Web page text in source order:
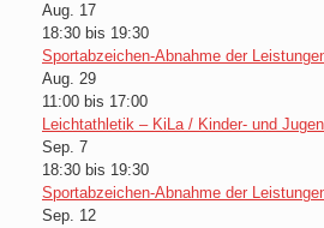
Aug. 17
18:30 bis 19:30
Sportabzeichen-Abnahme der
Aug. 29
11:00 bis 17:00
Leichtathletik – KiLa / Kinder- und
Sep. 7
18:30 bis 19:30
Sportabzeichen-Abnahme der
Sep. 12